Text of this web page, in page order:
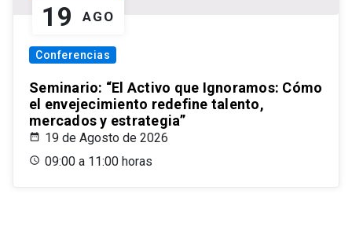
19 AGO
Conferencias
Seminario: “El Activo que Ignoramos: Cómo
el envejecimiento redefine talento,
mercados y estrategia”
19 de Agosto de 2026
09:00 a 11:00 horas